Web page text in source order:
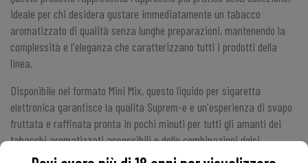
ideale per chi desidera gustare immediatamente un tabacco
aromatizzato di qualità senza lunghe preparazioni, mantenendo la
complessità e l'eleganza che caratterizzano tutti i prodotti della
linea.
Disponibile nel formato Mini Mix, questo liquido per sigaretta
elettronica garantisce la qualità Suprem-e e un'esperienza di svapo
fruttata e raffinata pronta in pochi minuti per tutti gli amanti dei
tabacchi aromatizzati accessibili e delle combinazioni dolci
immediate.